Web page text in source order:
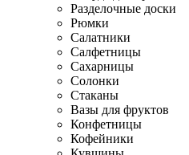
Разделочные доски
Рюмки
Салатники
Салфетницы
Сахарницы
Солонки
Стаканы
Вазы для фруктов
Конфетницы
Кофейники